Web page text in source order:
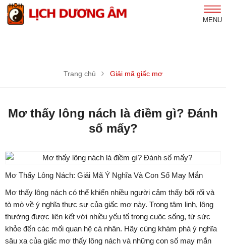
MENU
Trang chủ Giải mã giấc mơ
Mơ thấy lông nách là điềm gì? Đánh
số mấy?
Mơ Thấy Lông Nách: Giải Mã Ý Nghĩa Và Con Số May Mắn
Mơ thấy lông nách có thể khiến nhiều người cảm thấy bối rối và
tò mò về ý nghĩa thực sự của giấc mơ này. Trong tâm linh, lông
thường được liên kết với nhiều yếu tố trong cuộc sống, từ sức
khỏe đến các mối quan hệ cá nhân. Hãy cùng khám phá ý nghĩa
sâu xa của giấc mơ thấy lông nách và những con số may mắn